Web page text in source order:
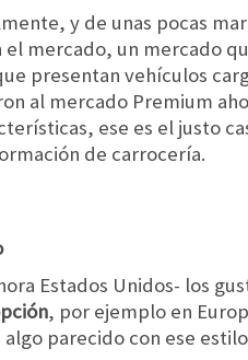
y de unas pocas
mercado, un mercado
presentan vehículos
al mercado Premium
ese es el justo
de carrocería.
Estados Unidos- los
, por ejemplo en
parecido con ese